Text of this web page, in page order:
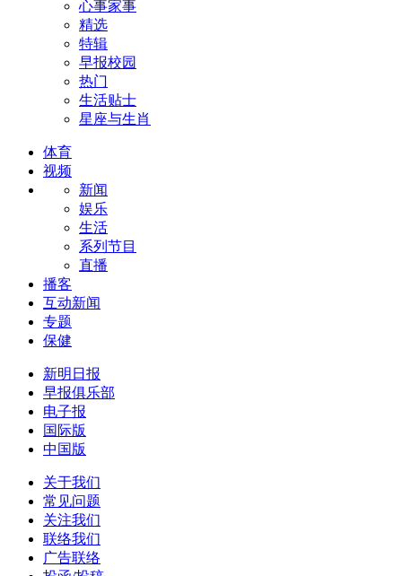
心事家事
精选
特辑
早报校园
热门
生活贴士
星座与生肖
体育
视频
新闻
娱乐
生活
系列节目
直播
播客
互动新闻
专题
保健
新明日报
早报俱乐部
电子报
国际版
中国版
关于我们
常见问题
关注我们
联络我们
广告联络